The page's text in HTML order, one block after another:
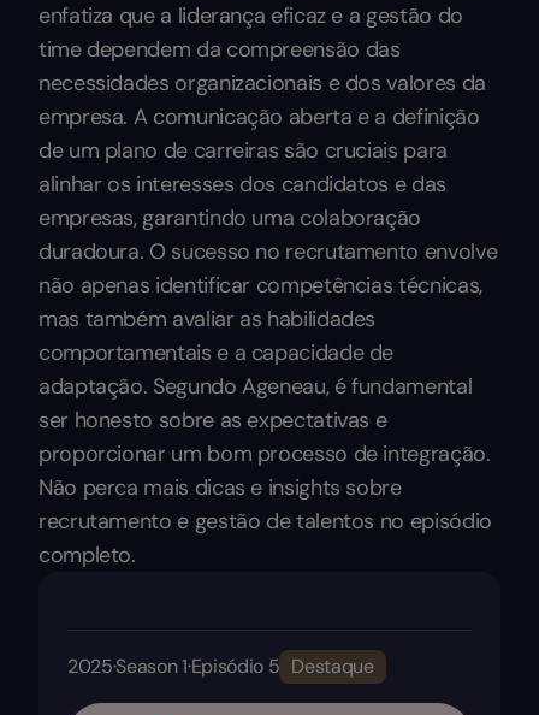
enfatiza que a liderança eficaz e a gestão do
time dependem da compreensão das
necessidades organizacionais e dos valores da
empresa. A comunicação aberta e a definição
de um plano de carreiras são cruciais para
alinhar os interesses dos candidatos e das
empresas, garantindo uma colaboração
duradoura. O sucesso no recrutamento envolve
não apenas identificar competências técnicas,
mas também avaliar as habilidades
comportamentais e a capacidade de
adaptação. Segundo Ageneau, é fundamental
ser honesto sobre as expectativas e
proporcionar um bom processo de integração.
Não perca mais dicas e insights sobre
recrutamento e gestão de talentos no episódio
completo.
2025·Season 1·Episódio 5 Destaque